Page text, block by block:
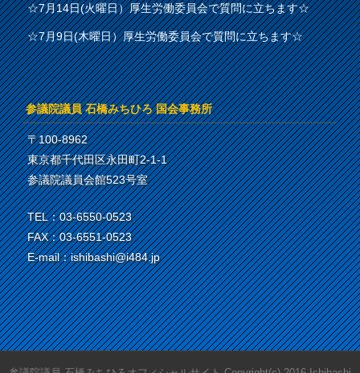
☆7月14日(火曜日）厚生労働委員会で質問に立ちます☆
☆7月9日(木曜日）厚生労働委員会で質問に立ちます☆
参議院議員 石橋みちひろ 国会事務所
〒100-8962
東京都千代田区永田町2-1-1
参議院議員会館523号室
TEL：03-6550-0523
FAX：03-6551-0523
E-mail：ishibashi@i484.jp